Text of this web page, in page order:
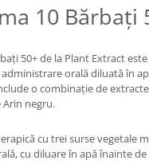
10 Bărbați
50+ de la Plant Extract
orală diluată în
o combinație de
Arin negru.
cu trei surse vegetale
cu diluare în apă înainte de